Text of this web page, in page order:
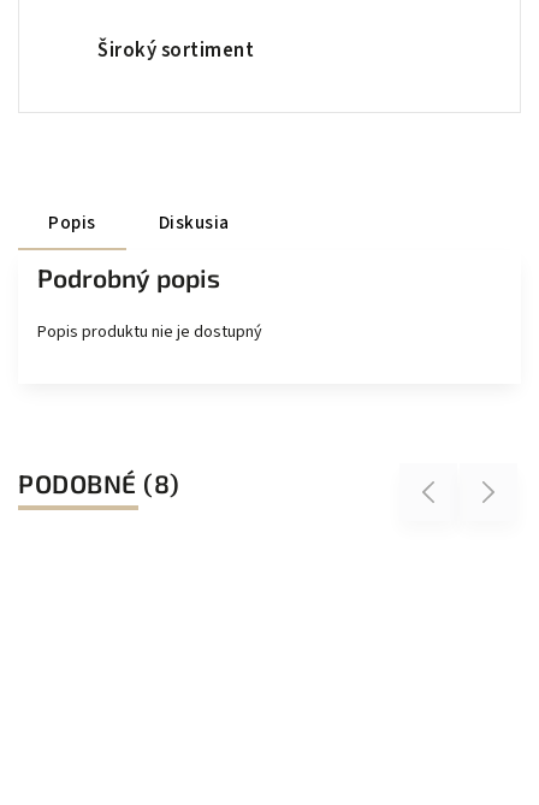
Široký sortiment
Popis Diskusia
Podrobný popis
Popis produktu nie je dostupný
PODOBNÉ (8) Previous Next